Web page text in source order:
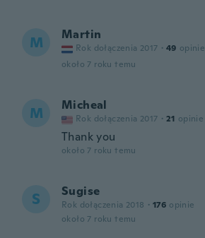
M Martin
Rok dołączenia 2017 · 49 opinie
około 7 roku temu
M Micheal
Rok dołączenia 2017 · 21 opinie
Thank you
około 7 roku temu
S Sugise
Rok dołączenia 2018 · 176 opinie
około 7 roku temu